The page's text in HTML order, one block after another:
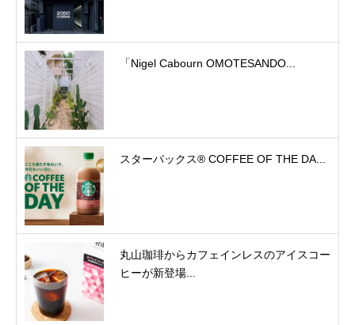
「Nigel Cabourn OMOTESANDO...
スターバックス® COFFEE OF THE DA...
丸山珈琲からカフェインレスのアイスコー
ヒーが新登場...